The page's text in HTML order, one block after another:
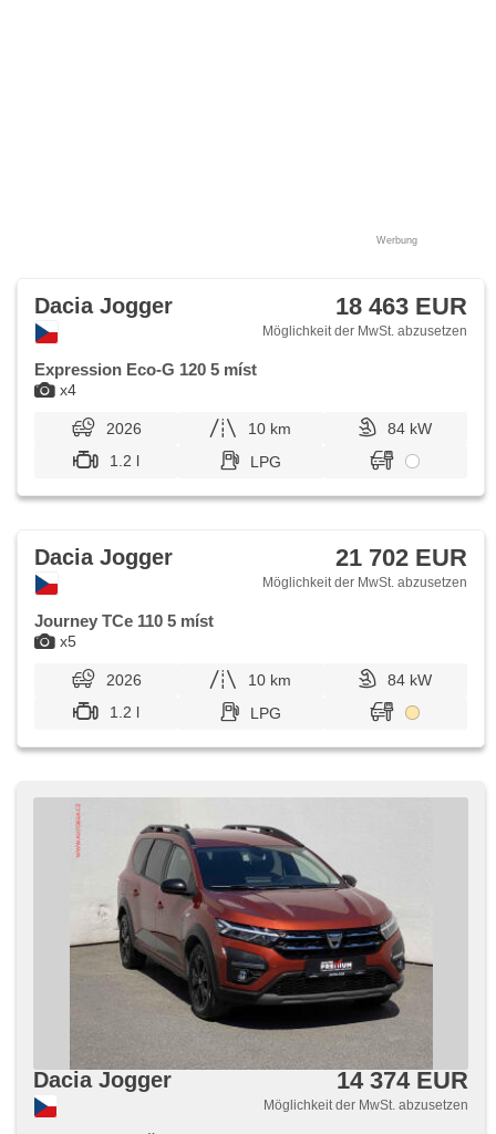
Werbung
x4
Dacia Jogger 18 463 EUR
Möglichkeit der MwSt. abzusetzen
Expression Eco-G 120 5 míst
2026 10 km
84 kW
1.2 l
LPG
x5
Dacia Jogger 21 702 EUR
Möglichkeit der MwSt. abzusetzen
Journey TCe 110 5 míst
2026 10 km
84 kW
1.2 l
LPG
Dacia Jogger 14 374 EUR
Möglichkeit der MwSt. abzusetzen